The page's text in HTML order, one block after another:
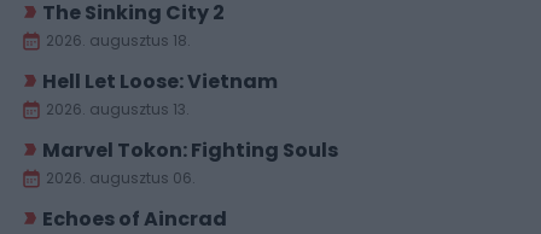
The Sinking City 2
2026. augusztus 18.
Hell Let Loose: Vietnam
2026. augusztus 13.
Marvel Tokon: Fighting Souls
2026. augusztus 06.
Echoes of Aincrad